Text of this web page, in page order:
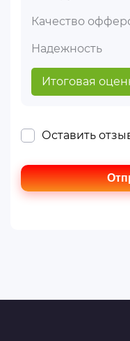
Качество
Надежность
Итоговая
Оставить